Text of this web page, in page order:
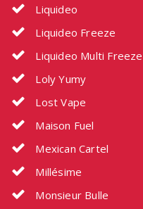
Liquideo
Liquideo Freeze
Liquideo Multi Freeze
Loly Yumy
Lost Vape
Maison Fuel
Mexican Cartel
Millésime
Monsieur Bulle